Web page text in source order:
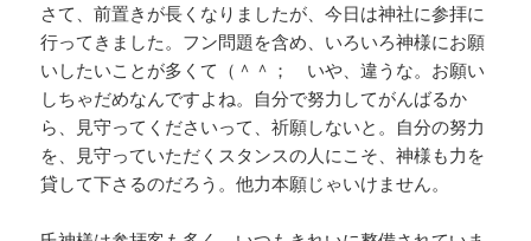
さて、前置きが長くなりましたが、今日は神社に参拝に
行ってきました。フン問題を含め、いろいろ神様にお願
いしたいことが多くて（＾＾； いや、違うな。お願い
しちゃだめなんですよね。自分で努力してがんばるか
ら、見守ってくださいって、祈願しないと。自分の努力
を、見守っていただくスタンスの人にこそ、神様も力を
貸して下さるのだろう。他力本願じゃいけません。